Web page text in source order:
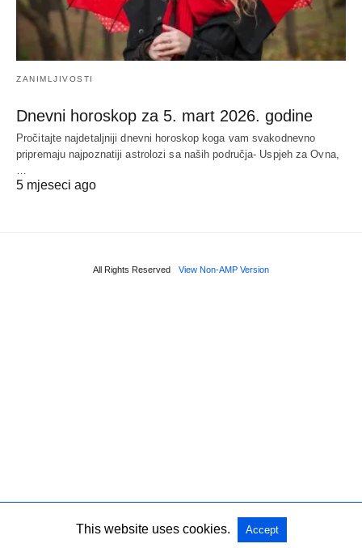
ZANIMLJIVOSTI
Dnevni horoskop za 5. mart 2026. godine
Pročitajte najdetaljniji dnevni horoskop koga vam svakodnevno
pripremaju najpoznatiji astrolozi sa naših područja- Uspjeh za Ovna,
…
5 mjeseci ago
All Rights Reserved View Non-AMP Version
This website uses cookies. Accept